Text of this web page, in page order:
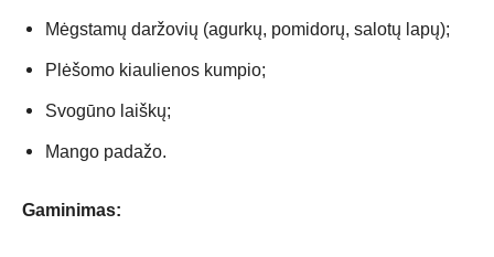
Mėgstamų daržovių (agurkų, pomidorų, salotų lapų);
Plėšomo kiaulienos kumpio;
Svogūno laiškų;
Mango padažo.
Gaminimas: